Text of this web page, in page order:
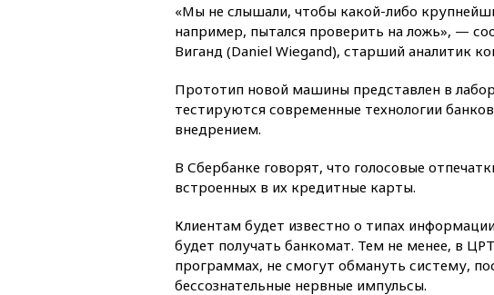
«Мы не слышали, чтобы какой-либо
например, пытался проверить на ложь», —
Виганд (Daniel Wiegand), старший аналитик
Прототип новой машины представлен в
тестируются современные технологии
внедрением.
В Сбербанке говорят, что голосовые
встроенных в их кредитные карты.
Клиентам будет известно о типах
будет получать банкомат. Тем не менее, в
программах, не смогут обмануть систему,
бессознательные нервные импульсы.